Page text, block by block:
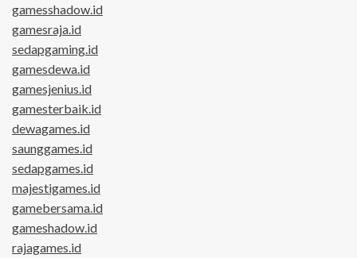
gamesshadow.id
gamesraja.id
sedapgaming.id
gamesdewa.id
gamesjenius.id
gamesterbaik.id
dewagames.id
saunggames.id
sedapgames.id
majestigames.id
gamebersama.id
gameshadow.id
rajagames.id